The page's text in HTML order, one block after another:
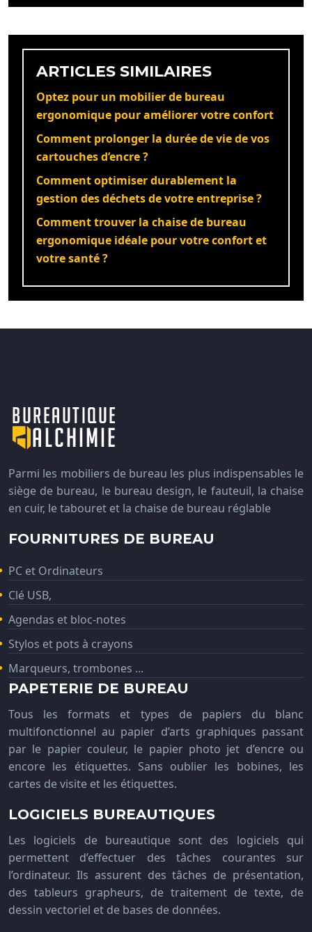
ARTICLES SIMILAIRES
Optez pour un mobilier de bureau
ergonomique pour améliorer votre confort
Comment prolonger la durée de vie de vos
cartouches d’encre ?
Comment optimiser durablement la
gestion des déchets de votre entreprise ?
Comment trouver la chaise de bureau
ergonomique idéale pour votre confort et
votre santé ?
Parmi les mobiliers de bureau les plus indispensables le
siège de bureau, le bureau design, le fauteuil, la chaise
en cuir, le tabouret et la chaise de bureau réglable
FOURNITURES DE BUREAU
PC et Ordinateurs
Clé USB,
Agendas et bloc-notes
Stylos et pots à crayons
Marqueurs, trombones ...
PAPETERIE DE BUREAU
Tous les formats et types de papiers du blanc
multifonctionnel au papier d’arts graphiques passant
par le papier couleur, le papier photo jet d’encre ou
encore les étiquettes. Sans oublier les bobines, les
cartes de visite et les étiquettes.
LOGICIELS BUREAUTIQUES
Les logiciels de bureautique sont des logiciels qui
permettent d’effectuer des tâches courantes sur
l’ordinateur. Ils assurent des tâches de présentation,
des tableurs grapheurs, de traitement de texte, de
dessin vectoriel et de bases de données.